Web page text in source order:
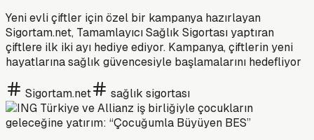
Yeni evli çiftler için özel bir kampanya hazırlayan
Sigortam.net, Tamamlayıcı Sağlık Sigortası yaptıran
çiftlere ilk iki ayı hediye ediyor. Kampanya, çiftlerin yeni
hayatlarına sağlık güvencesiyle başlamalarını hedefliyor
Sigortam.net sağlık sigortası